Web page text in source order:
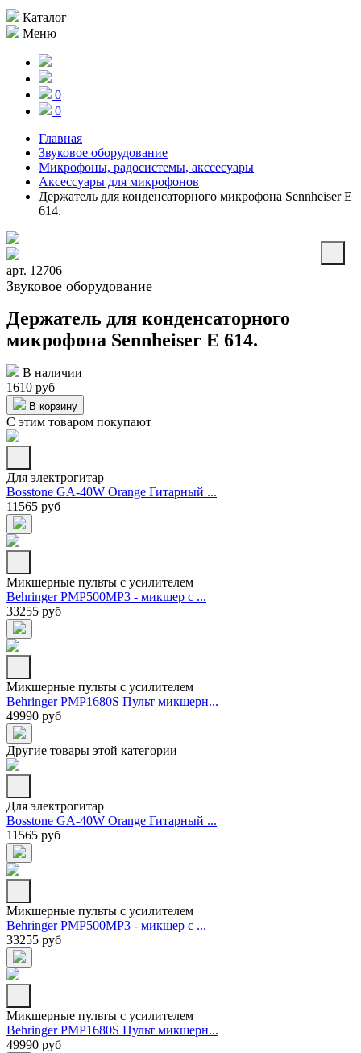
Каталог
Меню
0
0
Главная
Звуковое оборудование
Микрофоны, радосистемы, акссесуары
Аксессуары для микрофонов
Держатель для конденсаторного микрофона Sennheiser E
614.
арт. 12706
Звуковое оборудование
Держатель для конденсаторного
микрофона Sennheiser E 614.
В наличии
1610 руб
В корзину
С этим товаром покупают
Для электрогитар
Bosstone GA-40W Orange Гитарный ...
11565 руб
Микшерные пульты с усилителем
Behringer PMP500MP3 - микшер с ...
33255 руб
Микшерные пульты с усилителем
Behringer PMP1680S Пульт микшерн...
49990 руб
Другие товары этой категории
Для электрогитар
Bosstone GA-40W Orange Гитарный ...
11565 руб
Микшерные пульты с усилителем
Behringer PMP500MP3 - микшер с ...
33255 руб
Микшерные пульты с усилителем
Behringer PMP1680S Пульт микшерн...
49990 руб